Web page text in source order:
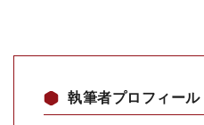
執筆者プロフィール